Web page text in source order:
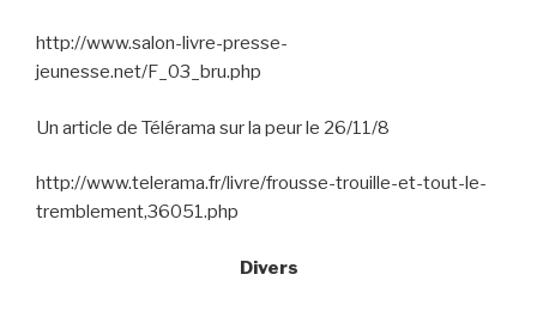
http://www.salon-livre-presse-
jeunesse.net/F_03_bru.php
Un article de Télérama sur la peur le 26/11/8
http://www.telerama.fr/livre/frousse-trouille-et-tout-le-
tremblement,36051.php
Divers